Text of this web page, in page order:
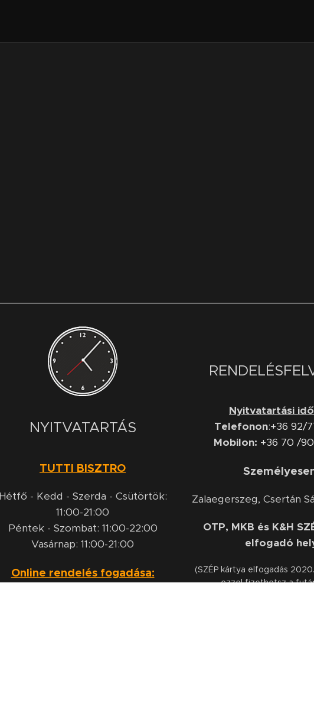
NYITVATARTÁS
TUTTI BISZTRO
Hétfő - Kedd - Szerda - Csütörtök:
11:00-21:00
Péntek - Szombat: 11:00-22:00
Vasárnap: 11:00-21:00
Online rendelés fogadása:
Nyitvatartási
Telefonon:+36 92/
Mobilon: +36 70 /
Zalaegerszeg, Csertán
OTP, MKB és K&H
elfogadó
(SZÉP kártya elfogadás
ezzel fizethetsz a